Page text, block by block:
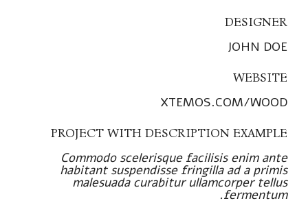
DESIGNER
JOHN DOE
WEBSITE
XTEMOS.COM/WOOD
PROJECT WITH DESCRIPTION EXAMPLE
Commodo scelerisque facilisis enim ante
habitant suspendisse fringilla ad a primis
malesuada curabitur ullamcorper tellus
fermentum.